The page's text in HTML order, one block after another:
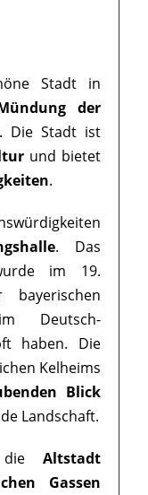
Stadt in
der
Die Stadt ist
und bietet
.
. Das
im 19.
Deutsch-
haben. Die
Kelheims
Blick
Landschaft.
die Altstadt
Gassen